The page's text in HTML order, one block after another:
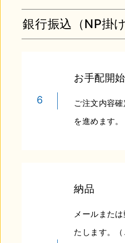
銀行振込（NP掛
6
お手配開始
ご注文内容
を進めます。
納品
メールまた
たします。